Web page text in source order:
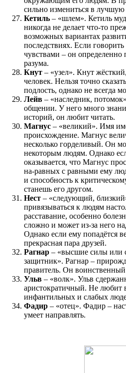
сильно измениться в лучшую
Кетиль – «шлем». Кетиль
никогда не делает что-то
возможных вариантах
последствиях. Если
чувствами – он определенно
разума.
Кнут – «узел». Кнут
человек. Нельзя точно
подлость, однако не всегда
Лейв – «наследник,
общении. У него много
историй, он любит читать.
Магнус – «великий». Имя
происхождение. Магнус
несколько горделивый. Он
некоторым людям. Однако
оказывается, что Магнус
на-равных с равными ему
и способность к
станешь его другом.
Нест – «следующий,
привязываться к людям
расставание, особенно
сложно и может из-за него
Однако если ему попадётся
прекрасная пара друзей.
Рагнар – «высшие силы или
защитник». Рагнар –
правитель. Он воинственный
Ульв – «волк». Ульв
аристократичный. Не любит
инфантильных и слабых
Фадир – «отец». Фадир –
умеет направлять.